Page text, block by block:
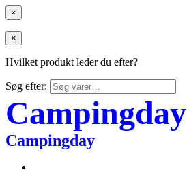
×
×
Hvilket produkt leder du efter?
Søg efter:
Campingday
Campingday